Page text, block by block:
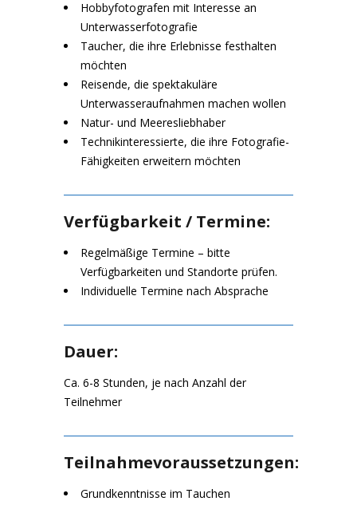
Hobbyfotografen mit Interesse an
Unterwasserfotografie
Taucher, die ihre Erlebnisse festhalten
möchten
Reisende, die spektakuläre
Unterwasseraufnahmen machen wollen
Natur- und Meeresliebhaber
Technikinteressierte, die ihre Fotografie-
Fähigkeiten erweitern möchten
Verfügbarkeit / Termine:
Regelmäßige Termine – bitte
Verfügbarkeiten und Standorte prüfen.
Individuelle Termine nach Absprache
Dauer:
Ca. 6-8 Stunden, je nach Anzahl der
Teilnehmer
Teilnahmevoraussetzungen:
Grundkenntnisse im Tauchen